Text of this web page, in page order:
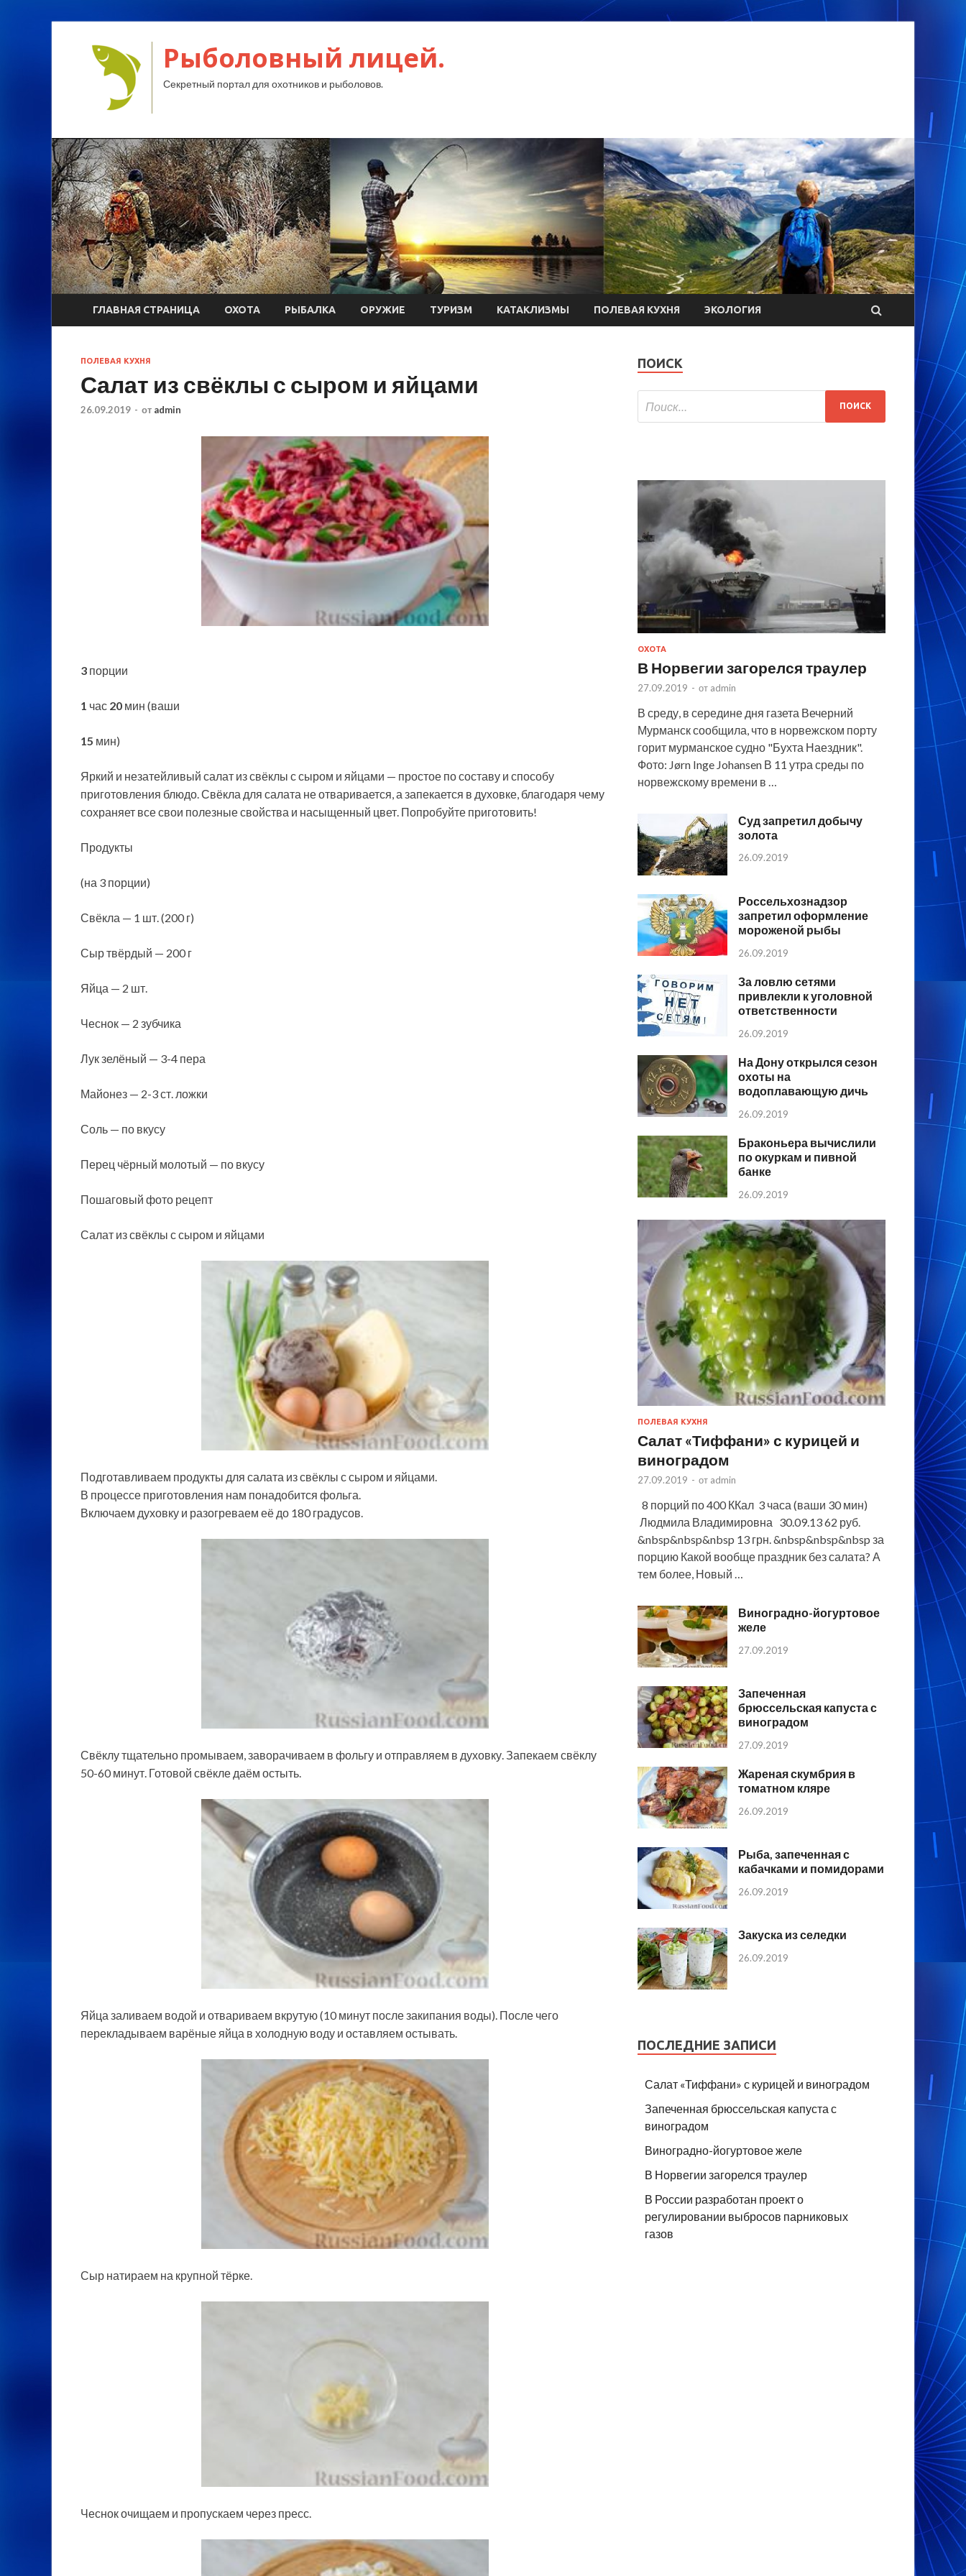
Рыболовный лицей.
Секретный портал для охотников и рыболовов.
ГЛАВНАЯ СТРАНИЦА ОХОТА РЫБАЛКА ОРУЖИЕ ТУРИЗМ КАТАКЛИЗМЫ ПОЛЕВАЯ КУХНЯ ЭКОЛОГИЯ
ПОЛЕВАЯ КУХНЯ
Салат из свёклы с сыром и яйцами
26.09.2019 - от admin
3 порции
1 час 20 мин (ваши
15 мин)
Яркий и незатейливый салат из свёклы с сыром и яйцами — простое по составу и способу
приготовления блюдо. Свёкла для салата не отваривается, а запекается в духовке, благодаря чему
сохраняет все свои полезные свойства и насыщенный цвет. Попробуйте приготовить!
Продукты
(на 3 порции)
Свёкла — 1 шт. (200 г)
Сыр твёрдый — 200 г
Яйца — 2 шт.
Чеснок — 2 зубчика
Лук зелёный — 3-4 пера
Майонез — 2-3 ст. ложки
Соль — по вкусу
Перец чёрный молотый — по вкусу
Пошаговый фото рецепт
Салат из свёклы с сыром и яйцами
Подготавливаем продукты для салата из свёклы с сыром и яйцами.
В процессе приготовления нам понадобится фольга.
Включаем духовку и разогреваем её до 180 градусов.
Свёклу тщательно промываем, заворачиваем в фольгу и отправляем в духовку. Запекаем свёклу
50-60 минут. Готовой свёкле даём остыть.
Яйца заливаем водой и отвариваем вкрутую (10 минут после закипания воды). После чего
перекладываем варёные яйца в холодную воду и оставляем остывать.
Сыр натираем на крупной тёрке.
Чеснок очищаем и пропускаем через пресс.
ПОИСК
ОХОТА
В Норвегии загорелся траулер
27.09.2019 - от admin
В среду, в середине дня газета Вечерний
Мурманск сообщила, что в норвежском порту
горит мурманское судно "Бухта Наездник".
Фото: Jørn Inge Johansen В 11 утра среды по
норвежскому времени в …
Суд запретил добычу
золота
26.09.2019
Россельхознадзор
запретил оформление
мороженой рыбы
26.09.2019
За ловлю сетями
привлекли к уголовной
ответственности
26.09.2019
На Дону открылся сезон
охоты на
водоплавающую дичь
26.09.2019
Браконьера вычислили
по окуркам и пивной
банке
26.09.2019
ПОЛЕВАЯ КУХНЯ
Салат «Тиффани» с курицей и
виноградом
27.09.2019 - от admin
8 порций по 400 ККал 3 часа (ваши 30 мин)
Людмила Владимировна 30.09.13 62 руб.
&nbsp&nbsp&nbsp 13 грн. &nbsp&nbsp&nbsp за
порцию Какой вообще праздник без салата? А
тем более, Новый …
Виноградно-йогуртовое
желе
27.09.2019
Запеченная
брюссельская капуста с
виноградом
27.09.2019
Жареная скумбрия в
томатном кляре
26.09.2019
Рыба, запеченная с
кабачками и помидорами
26.09.2019
Закуска из селедки
26.09.2019
ПОСЛЕДНИЕ ЗАПИСИ
Салат «Тиффани» с курицей и виноградом
Запеченная брюссельская капуста с
виноградом
Виноградно-йогуртовое желе
В Норвегии загорелся траулер
В России разработан проект о
регулировании выбросов парниковых
газов